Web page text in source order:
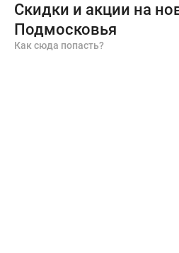
Скидки и акции на
Подмосковья
Как сюда попасть?